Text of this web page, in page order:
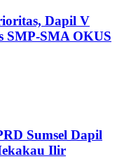
Dapil V
SMP-SMA OKUS
Sumsel Dapil
Ilir